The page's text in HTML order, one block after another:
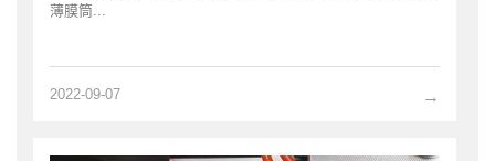
薄膜筒...
→
2022-09-07